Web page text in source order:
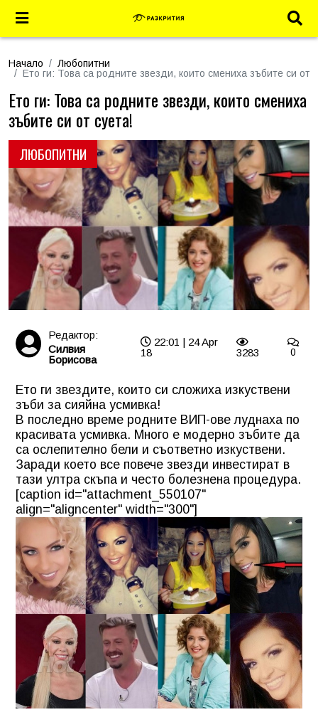
Начало
Любопитни
Ето ги: Това са родните звезди, които смениха зъбите си от
ЛЮБОПИТНИ
Ето ги: Това са родните звезди, които смениха
зъбите си от суета!
Редактор:
Силвия
Борисова
22:01 | 24 Apr
18
3283 0
Ето ги звездите, които си сложиха изкуствени
зъби за сияйна усмивка!
В последно време родните ВИП-ове луднаха по
красивата усмивка. Много е модерно зъбите да
са ослепително бели и съответно изкуствени.
Заради което все повече звезди инвестират в
тази ултра скъпа и често болезнена процедура.
[caption id="attachment_550107"
align="aligncenter" width="300"]